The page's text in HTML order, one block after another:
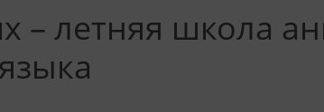
– летняя школа